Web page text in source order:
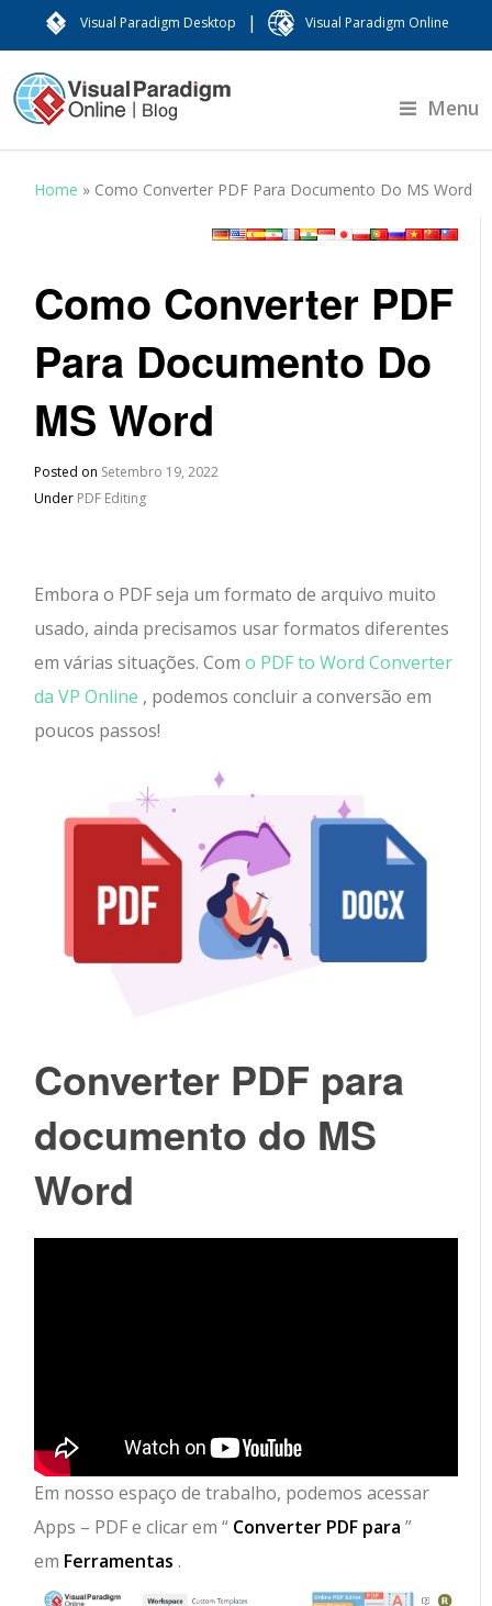
Visual Paradigm Desktop | Visual Paradigm Online
Menu
Home » Como Converter PDF Para Documento Do MS Word
Como Converter PDF
Para Documento Do
MS Word
Posted on Setembro 19, 2022
Under PDF Editing
Embora o PDF seja um formato de arquivo muito
usado, ainda precisamos usar formatos diferentes
em várias situações. Como PDF to Word Converter
da VP Online , podemos concluir a conversão em
poucos passos!
Converter PDF para
documento do MS
Word
Em nosso espaço de trabalho, podemos acessar
Apps – PDF e clicar em “ Converter PDF para ”
em Ferramentas .